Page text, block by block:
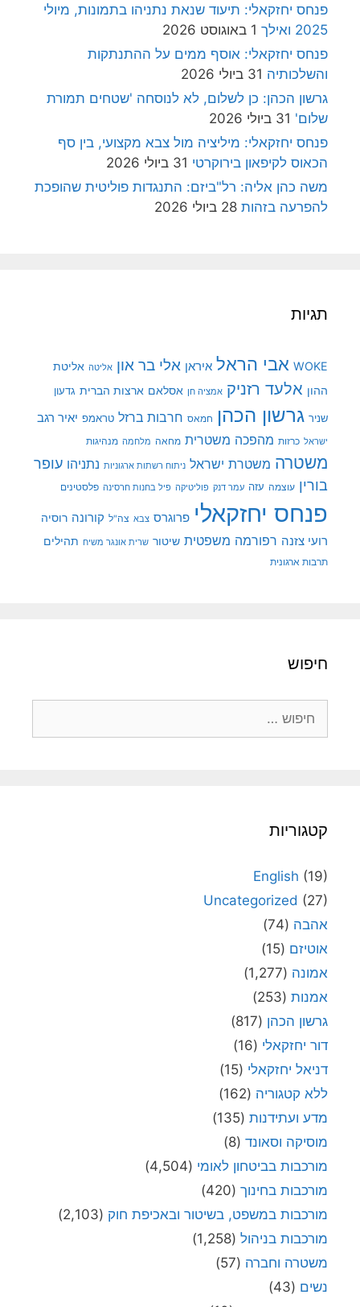
פנחס יחזקאלי: תיעוד שנאת נתניהו בתמונות, מיולי
2025 ואילך
1 באוגוסט 2026
פנחס יחזקאלי: אוסף ממים על ההתנתקות
והשלכותיה 31 ביולי 2026
גרשון הכהן: כן לשלום, לא לנוסחה 'שטחים תמורת
שלום' 31 ביולי 2026
פנחס יחזקאלי: מיליציה מול צבא מקצועי, בין סף
הכאוס לקיפאון בירוקרטי 31 ביולי 2026
משה כהן אליה: רל"ביזם: התנגדות פוליטית שהופכת
להפרעה בזהות 28 ביולי 2026
תגיות
WOKE אבי הראל איראן אלי בר און אליטה אליטת
ההון אלעד רזניק אמציה חן אסלאם ארצות הברית גדעון
שניר גרשון הכהן חמאס חרבות ברזל טראמפ יאיר רגב
ישראל כרזות מהפכה משטרית מחאה מלחמה מנהיגות
משטרה משטרת ישראל ניתוח רשתות ארגוניות נתניהו עופר
בורין עוצמה עזה עמר דנק פוליטיקה פיל בחנות חרסינה פלסטינים
פנחס יחזקאלי פרוגרס צבא צה"ל קורונה רוסיה
רועי צזנה רפורמה משפטית שיטור שרית אונגר משיח תהילים
תרבות ארגונית
חיפוש
קטגוריות
English (19)
Uncategorized (27)
אהבה (74)
אוטיזם (15)
אמונה (1,277)
אמנות (253)
גרשון הכהן (817)
דור יחזקאלי (16)
דניאל יחזקאלי (15)
ללא קטגוריה (162)
מדע ועתידנות (135)
מוסיקה וסאונד (8)
מורכבות בביטחון לאומי (4,504)
מורכבות בחינוך (420)
מורכבות במשפט, בשיטור ובאכיפת חוק (2,103)
מורכבות בניהול (1,258)
משטרה וחברה (57)
נשים (43)